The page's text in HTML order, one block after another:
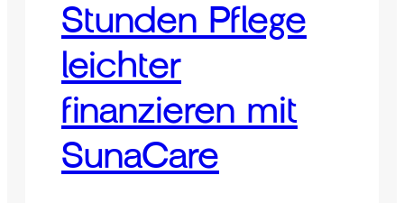
Stunden Pflege
leichter
finanzieren mit
SunaCare